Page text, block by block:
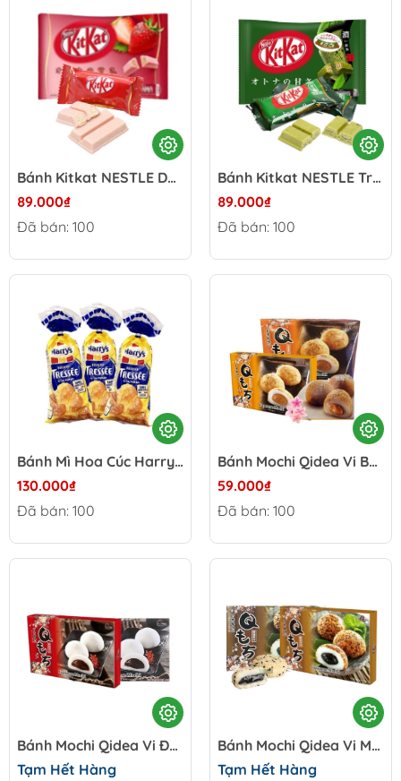
Bánh Kitkat NESTLE Dâu Kitkat - Nhật Bản gói 136g
89.000₫
Đã bán: 100
Bánh Kitkat NESTLE Trà xanh - Nhật Bản gói 136g
89.000₫
Đã bán: 100
Bánh Mì Hoa Cúc Harrys Brioche - Pháp gói 500g
130.000₫
Đã bán: 100
Bánh Mochi Qidea Vi Bơ Đậu Phộng - Đài Loan hộp 210g
59.000₫
Đã bán: 100
Bánh Mochi Qidea Vi Đậu Đỏ - Đài Loan hộp 210g
Tạm Hết Hàng
Bánh Mochi Qidea Vi Mè Đen - Đài Loan hộp 210g
Tạm Hết Hàng